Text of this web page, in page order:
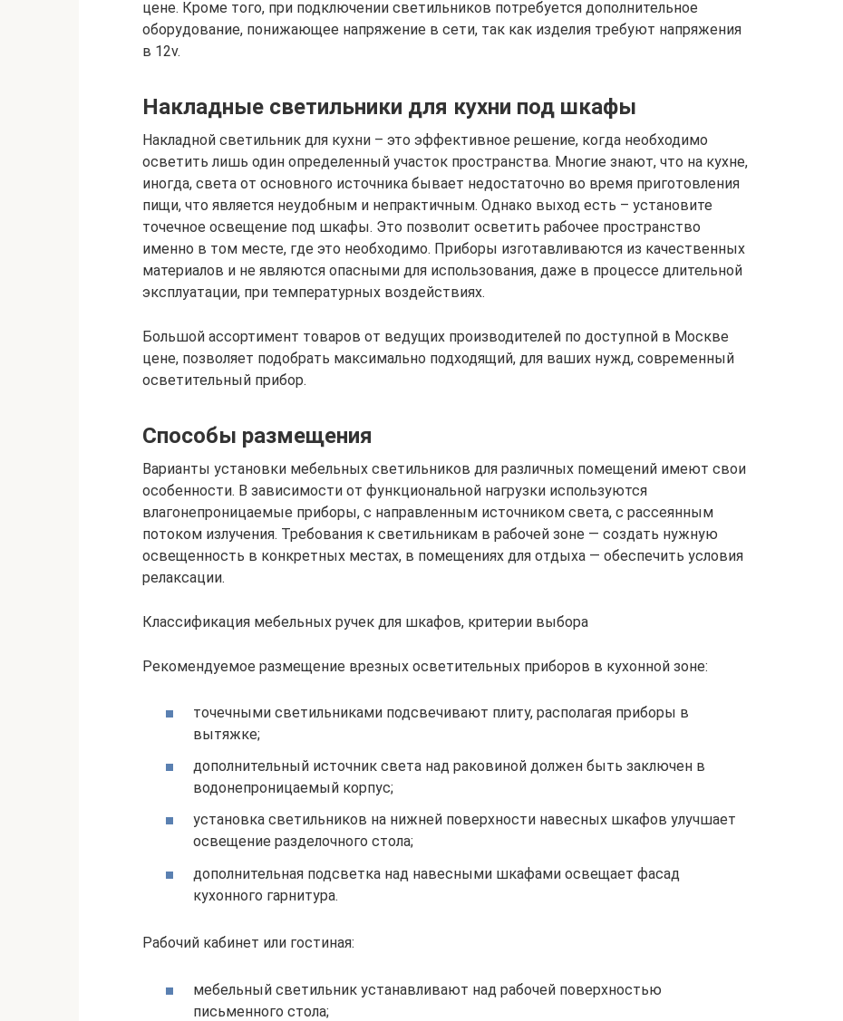
цене. Кроме того, при подключении светильников потребуется дополнительное
оборудование, понижающее напряжение в сети, так как изделия требуют напряжения
в 12v.
Накладные светильники для кухни под шкафы
Накладной светильник для кухни – это эффективное решение, когда необходимо
осветить лишь один определенный участок пространства. Многие знают, что на кухне,
иногда, света от основного источника бывает недостаточно во время приготовления
пищи, что является неудобным и непрактичным. Однако выход есть – установите
точечное освещение под шкафы. Это позволит осветить рабочее пространство
именно в том месте, где это необходимо. Приборы изготавливаются из качественных
материалов и не являются опасными для использования, даже в процессе длительной
эксплуатации, при температурных воздействиях.
Большой ассортимент товаров от ведущих производителей по доступной в Москве
цене, позволяет подобрать максимально подходящий, для ваших нужд, современный
осветительный прибор.
Способы размещения
Варианты установки мебельных светильников для различных помещений имеют свои
особенности. В зависимости от функциональной нагрузки используются
влагонепроницаемые приборы, с направленным источником света, с рассеянным
потоком излучения. Требования к светильникам в рабочей зоне — создать нужную
освещенность в конкретных местах, в помещениях для отдыха — обеспечить условия
релаксации.
Классификация мебельных ручек для шкафов, критерии выбора
Рекомендуемое размещение врезных осветительных приборов в кухонной зоне:
точечными светильниками подсвечивают плиту, располагая приборы в
вытяжке;
дополнительный источник света над раковиной должен быть заключен в
водонепроницаемый корпус;
установка светильников на нижней поверхности навесных шкафов улучшает
освещение разделочного стола;
дополнительная подсветка над навесными шкафами освещает фасад
кухонного гарнитура.
Рабочий кабинет или гостиная:
мебельный светильник устанавливают над рабочей поверхностью
письменного стола;